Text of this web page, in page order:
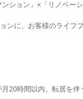
ション」×「リノベー
ンに、お客様のライフ
20時間以内、転居を伴